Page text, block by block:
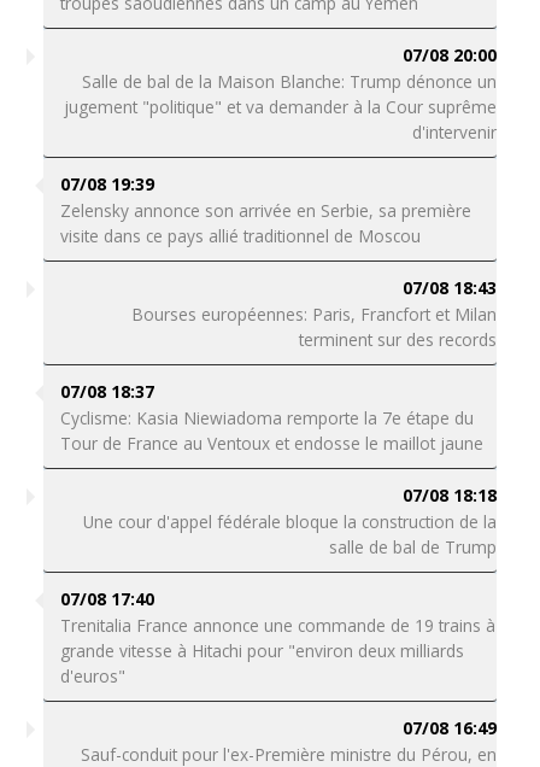
07/08 20:00
Salle de bal de la Maison Blanche: Trump dénonce un
jugement "politique" et va demander à la Cour suprême
d'intervenir
07/08 19:39
Zelensky annonce son arrivée en Serbie, sa première
visite dans ce pays allié traditionnel de Moscou
07/08 18:43
Bourses européennes: Paris, Francfort et Milan
terminent sur des records
07/08 18:37
Cyclisme: Kasia Niewiadoma remporte la 7e étape du
Tour de France au Ventoux et endosse le maillot jaune
07/08 18:18
Une cour d'appel fédérale bloque la construction de la
salle de bal de Trump
07/08 17:40
Trenitalia France annonce une commande de 19 trains à
grande vitesse à Hitachi pour "environ deux milliards
d'euros"
07/08 16:49
Sauf-conduit pour l'ex-Première ministre du Pérou, en